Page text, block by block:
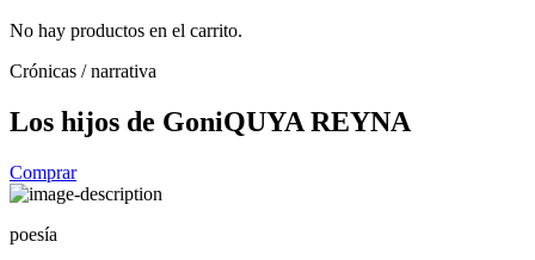
No hay productos en el carrito.
Crónicas / narrativa
Los hijos de GoniQUYA REYNA
Comprar
poesía